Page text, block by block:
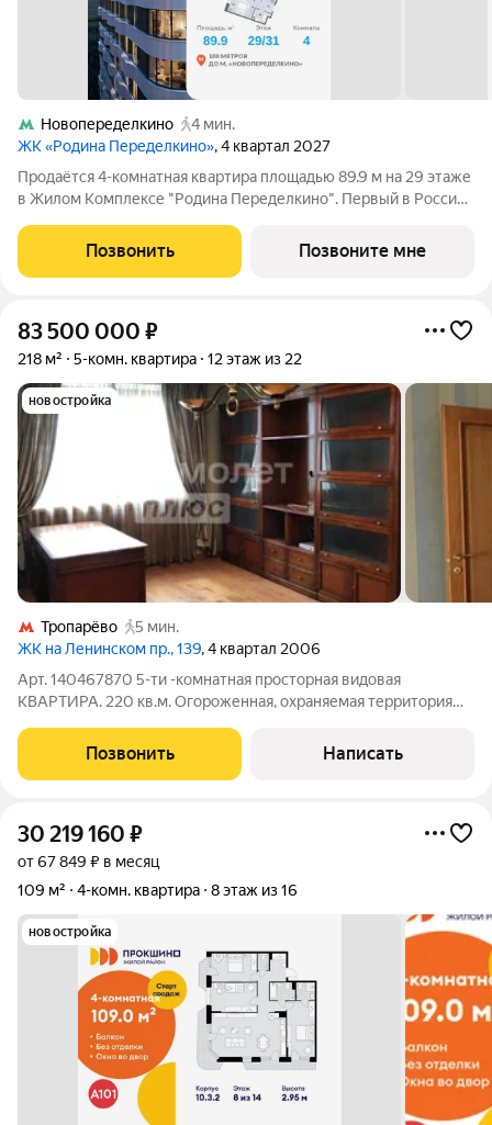
Новопеределкино
4 мин.
ЖК «Родина Переделкино», 4 квартал 2027
Продаётся 4-комнатная квартира площадью 89.9 м на 29 этаже
в Жилом Комплексе "Родина Переделкино". Первый в России
квартал бизнес-класса на Западе Москвы на границе с
Ульяновским лесопарком,
Позвонить Позвоните мне
83 500 000 ₽
218 м² 5-комн. квартира 12 этаж из 22
новостройка
Тропарёво
5 мин.
ЖК на Ленинском пр., 139, 4 квартал 2006
Арт. 140467870 5-ти -комнатная просторная видовая
КВАРТИРА. 220 кв.м. Огороженная, охраняемая территория
Охрана - 2 периметра, въезд по пропускам. Презентабельная
входная группа. Качественный
Позвонить Написать
30 219 160 ₽
от 67 849 ₽ в месяц
109 м²
4-комн. квартира 8 этаж из 16
новостройка